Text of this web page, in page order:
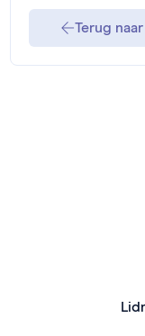
Terug